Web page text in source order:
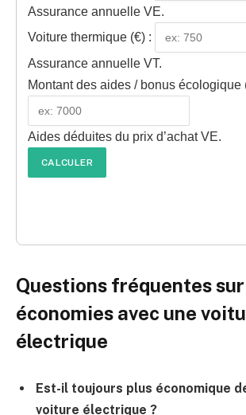
Assurance annuelle VE.
Voiture thermique (€) :
Assurance annuelle VT.
Montant des aides / bonus écologique
Aides déduites du prix d’achat VE.
CALCULER
Questions fréquentes
économies avec une
électrique
Est-il toujours plus économique
voiture électrique ?